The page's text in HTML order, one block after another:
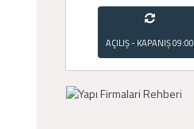
AÇILIŞ - KAPANIŞ09:00
- 21:00